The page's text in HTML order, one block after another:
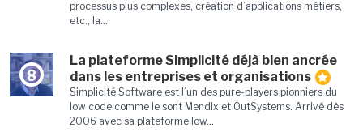
processus plus complexes, création d’applications métiers,
etc., la...
8
La plateforme Simplicité déjà bien ancrée
dans les entreprises et organisations
Simplicité Software est l’un des pure-players pionniers du
low code comme le sont Mendix et OutSystems. Arrivé dès
2006 avec sa plateforme low...